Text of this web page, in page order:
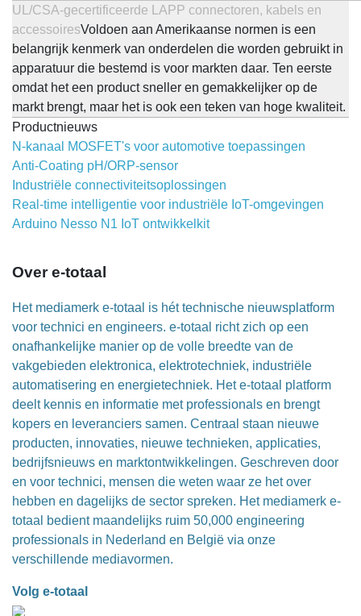
UL/CSA-gecertificeerde LAPP connectoren, kabels en
accessoiresVoldoen aan Amerikaanse normen is een
belangrijk kenmerk van onderdelen die worden gebruikt in
apparatuur die bestemd is voor markten daar. Ten eerste
omdat het een product sneller en gemakkelijker op de
markt brengt, maar het is ook een teken van hoge kwaliteit.
Productnieuws
N-kanaal MOSFET's voor automotive toepassingen
Anti-Coating pH/ORP-sensor
Industriële connectiviteitsoplossingen
Real-time intelligentie voor industriële IoT-omgevingen
Arduino Nesso N1 IoT ontwikkelkit
Over e-totaal
Het mediamerk e-totaal is hét technische nieuwsplatform
voor technici en engineers. e-totaal richt zich op een
onafhankelijke manier op de volle breedte van de
vakgebieden elektronica, elektrotechniek, industriële
automatisering en energietechniek. Het e-totaal platform
deelt kennis en informatie met professionals en brengt
kopers en leveranciers samen. Centraal staan nieuwe
producten, innovaties, nieuwe technieken, applicaties,
bedrijfsnieuws en marktontwikkelingen. Geschreven door
en voor technici, mensen die weten waar ze het over
hebben en dagelijks de sector spreken. Het mediamerk e-
totaal bedient maandelijks ruim 50,000 engineering
professionals in Nederland en België via onze
verschillende mediavormen.
Volg e-totaal